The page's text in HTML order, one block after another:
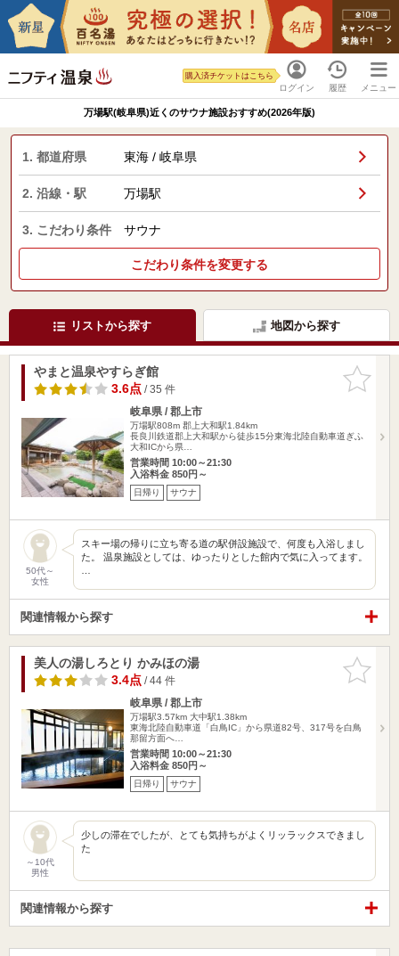
ログイン
購入済チケットはこちら
履歴 メニュー
万場駅(岐阜県)近くのサウナ施設おすすめ(2026年版)
1. 都道府県 東海 / 岐阜県
2. 沿線・駅 万場駅
3. こだわり条件 サウナ
こだわり条件を変更する
リストから探す 地図から探す
お気に入
りに追加
やまと温泉やすらぎ館
3.6点/ 35 件
岐阜県 / 郡上市
万場駅808m 郡上大和駅1.84km
長良川鉄道郡上大和駅から徒歩15分東海北陸自動車道ぎふ
大和ICから県…
営業時間 10:00～21:30
入浴料金 850円～
日帰り サウナ
50代～
女性
スキー場の帰りに立ち寄る道の駅併設施設で、何度も入浴しまし
た。 温泉施設としては、ゆったりとした館内で気に入ってます。
関連情報から探す
お気に入
りに追加
美人の湯しろとり かみほの湯
3.4点/ 44 件
岐阜県 / 郡上市
万場駅3.57km 大中駅1.38km
東海北陸自動車道「白鳥IC」から県道82号、317号を白鳥
那留方面へ…
営業時間 10:00～21:30
入浴料金 850円～
日帰り サウナ
～10代
男性
少しの滞在でしたが、とても気持ちがよくリッラックスできまし
た
関連情報から探す